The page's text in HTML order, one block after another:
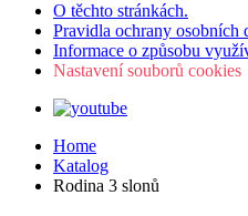
O těchto stránkách.
Pravidla ochrany osobních
Informace o způsobu
Nastavení souborů cookies
Home
Katalog
Rodina 3 slonů